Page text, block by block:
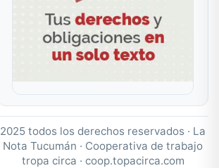
2025 todos los derechos reservados · La
Nota Tucumán · Cooperativa de trabajo
tropa circa · coop.topacirca.com